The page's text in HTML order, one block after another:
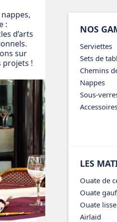
:
d’arts
sur
projets !
NOS
Serviettes
Sets de
Chemins
Nappes
Sous-
LES
Ouate de
Ouate
Ouate
Airlaid